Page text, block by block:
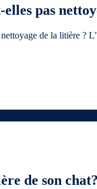
pas
de la litière ?
de son chat?